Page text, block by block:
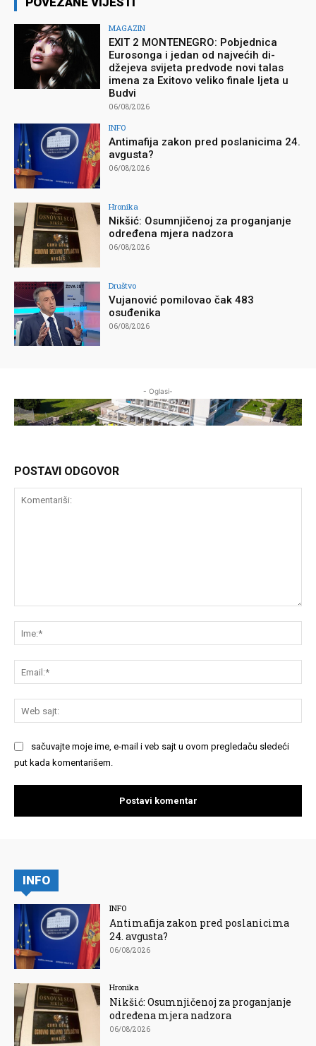
MAGAZIN
EXIT 2 MONTENEGRO: Pobjednica
Eurosonga i jedan od najvećih di-
džejeva svijeta predvode novi talas
imena za Exitovo veliko finale ljeta u
Budvi
06/08/2026
INFO
Antimafija zakon pred poslanicima 24.
avgusta?
06/08/2026
Hronika
Nikšić: Osumnjičenoj za proganjanje
određena mjera nadzora
06/08/2026
Društvo
Vujanović pomilovao čak 483
osuđenika
06/08/2026
- Oglasi-
POSTAVI ODGOVOR
sačuvajte moje ime, e-mail i veb sajt u ovom pregledaču sledeći
put kada komentarišem.
INFO
INFO
Antimafija zakon pred poslanicima
24. avgusta?
06/08/2026
Hronika
Nikšić: Osumnjičenoj za proganjanje
određena mjera nadzora
06/08/2026